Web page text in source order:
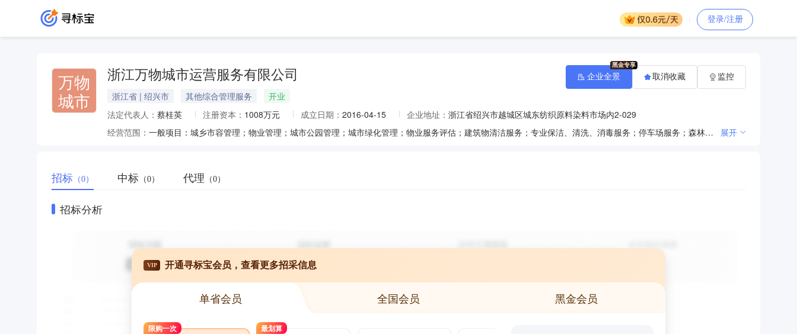
登录/注册
万物
城市
浙江万物城市运营服务有限公司
浙江省 | 绍兴市 其他综合管理服务
开业
法定代表人： 蔡桂英 注册资本： 1008万元 成立日期： 2016-04-15 企业地址： 浙江省绍兴市越城区城东纺织原料染料市场内2-029
经营范围：
一般项目：城乡市容管理；物业管理；城市公园管理；城市绿化管理；物业服务评估；建筑物清洁服务；专业保洁、清洗、消毒服务；停车场服务；森林公园管理；集贸市场管理服务；园区管理服务；劳务服务（不含劳务派遣）；家政服务；环境卫生管理（不含环境质量监测，污染源检查，城市生活垃圾、建筑垃圾、餐厨垃圾的处置服务）；代驾服务；人力资源服务（不含职业中介活动、劳务派遣服务）；会议及展览服务；环境卫生公共设施安装服务；安全咨询服务；打捞服务；装卸搬运；园林绿化工程施工；企业管理；餐饮管理；自然生态系统保护管理；非居住房地产租赁；本市范围内公共租赁住房的建设、租赁经营管理；礼品花卉销售；房地产经纪；房地产评估；房地产咨询；再生资源回收（除生产性废旧金属）；花卉绿植租借与代管理；日用百货销售；家具销售；数字视频监控系统销售；办公用品销售；电子产品销售；文具用品批发；金属制品销售；服装服饰批发；计算机软硬件及辅助设备批发；计算机软硬件及辅助设备零售；住房租赁（限自有房屋租赁）(除依法须经批准的项目外，凭营业执照依法自主开展经营活动)。许可项目：城市生活垃圾经营性服务；城市建筑垃圾处置（清运）；劳务派遣服务；城市配送运输服务（不含危险货物）；建筑劳务分包；住宅室内装饰装修；餐厨垃圾处理；室内环境检测(依法须经批准的项目，经相关部门批准后方可开展经营活动，具体经营项目以审批结果为准)。 展开
企业全景 取消收藏 监控
招标 （0） 中标 （0） 代理 （0）
招标分析
VIP 开通寻标宝会员，查看更多招采信息
单省会员 全国会员 黑金会员
限购一次 最划算